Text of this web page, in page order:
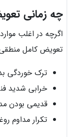
چه زمانی
اگرچه در اغلب
تعویض کامل
ترک خوردگی
خرابی شدید
قدیمی بودن
تکرار مداوم